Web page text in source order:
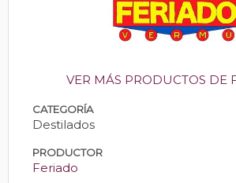
VER MÁS PRODUCTOS DE
CATEGORÍA
Destilados
PRODUCTOR
Feriado